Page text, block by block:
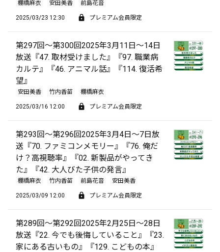
棚橋麻衣 安田美香 前島花音
2025/03/23 12:30 プレミアム会員限定
第297回～第300回2025年3月11日～14日
放送『47. 取材受けました』『97. 職業病
カルテ』『46. アニマル話』『114. 復活希
望』
安田美香 竹内香苗 棚橋麻衣
2025/03/16 12:00 プレミアム会員限定
第293回～第296回2025年3月4日～7日放
送『70. ファミコンメモリー』『76. 俺だ
け？高視聴率』『02. 新製品がやってき
た』『42. 大人びた子供の発言』
棚橋麻衣 竹内香苗 前島花音 安田美香
2025/03/09 12:00 プレミアム会員限定
第289回～第292回2025年2月25日～28日
放送『22. 今でも後悔していること』『23.
家にある古いもの』『129. こどもの本』